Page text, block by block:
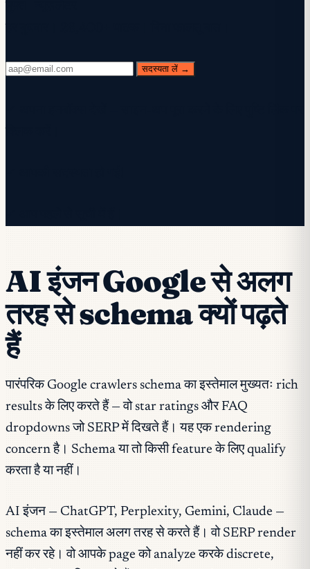
सदस्यता लें →
AI इंजन Google से अलग
तरह से schema क्यों पढ़ते
हैं
पारंपरिक Google crawlers schema का इस्तेमाल मुख्यतः rich
results के लिए करते हैं — वो star ratings और FAQ
dropdowns जो SERP में दिखते हैं। यह एक rendering
concern है। Schema या तो किसी feature के लिए qualify
करता है या नहीं।
AI इंजन — ChatGPT, Perplexity, Gemini, Claude —
schema का इस्तेमाल अलग तरह से करते हैं। वो SERP render
नहीं कर रहे। वो आपके page को analyze करके discrete,